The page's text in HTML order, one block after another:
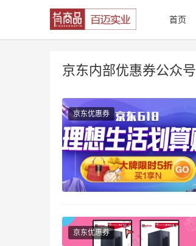
首页
京东内部优惠券公众号
京东优惠券
京东优惠券